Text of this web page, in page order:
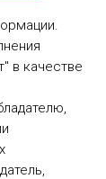
в качестве